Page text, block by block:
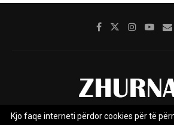
Kjo faqe interneti përdor cookies për të